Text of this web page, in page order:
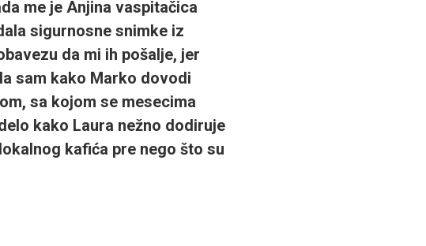
me je Anjina vaspitačica
sigurnosne snimke iz
da mi ih pošalje, jer
sam kako Marko dovodi
sa kojom se mesecima
kako Laura nežno dodiruje
kafića pre nego što su